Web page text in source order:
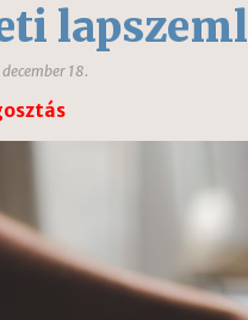
18.